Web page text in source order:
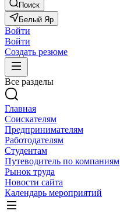
Поиск
Белый Яр
Войти
Войти
Создать резюме
Все разделы
Главная
Соискателям
Предпринимателям
Работодателям
Студентам
Путеводитель по компаниям
Рынок труда
Новости сайта
Календарь мероприятий